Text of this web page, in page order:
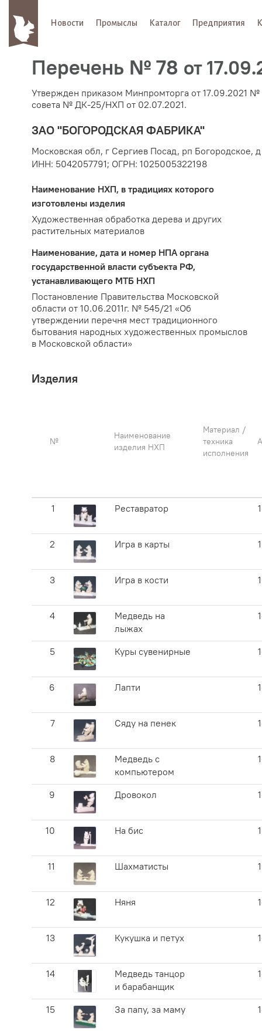
Новости Промыслы Каталог Предприятия
Перечень № 78 от
Утвержден приказом Минпромторга от 17.09.2021 №
совета № ДК-25/НХП от 02.07.2021.
ЗАО "БОГОРОДСКАЯ ФАБРИКА"
Московская обл, г Сергиев Посад, рп Богородское,
ИНН: 5042057791; ОГРН: 1025005322198
Наименование НХП, в традициях которого
изготовлены изделия
Художественная обработка дерева и других
растительных материалов
Наименование, дата и номер НПАоргана
государственной власти субъекта РФ,
устанавливающего МТБ НХП
Постановление Правительства Московской
области от 10.06.2011г. № 545/21 «Об
утверждении перечня мест традиционного
бытования народных художественных промыслов
в Московской области»
Изделия
№
Наименование
изделия НХП
Материал /
техника
исполнения
1 Реставратор
2 Игра в карты
3 Игра в кости
4
Медведь на
лыжах
5 Куры сувенирные
6 Лапти
7 Сяду на пенек
8
Медведь с
компьютером
9 Дровокол
10 На бис
11 Шахматисты
12 Няня
13 Кукушка и петух
14
Медведь танцор
и барабанщик
15 За папу, за маму